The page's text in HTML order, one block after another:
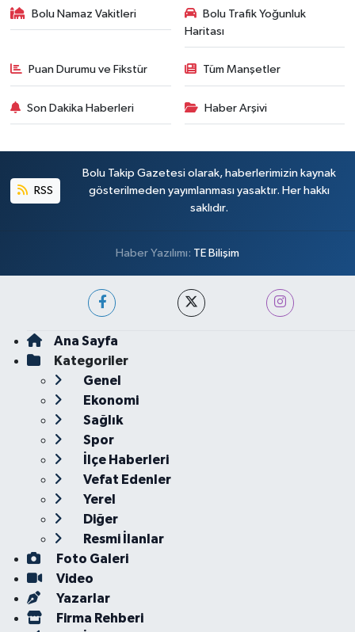
Bolu Namaz Vakitleri
Bolu Trafik Yoğunluk
Haritası
Puan Durumu ve Fikstür Tüm Manşetler
Son Dakika Haberleri Haber Arşivi
RSS
Bolu Takip Gazetesi olarak, haberlerimizin kaynak
gösterilmeden yayımlanması yasaktır. Her hakkı
saklıdır.
Haber Yazılımı: TE Bilişim
Ana Sayfa
Kategoriler
Genel
Ekonomi
Sağlık
Spor
İlçe Haberleri
Vefat Edenler
Yerel
Diğer
Resmi İlanlar
Foto Galeri
Video
Yazarlar
Firma Rehberi